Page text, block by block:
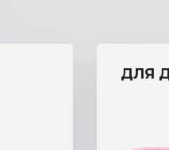
ДЛЯ